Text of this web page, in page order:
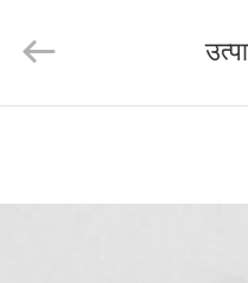
उत्पाद
CO.,
Reserved.